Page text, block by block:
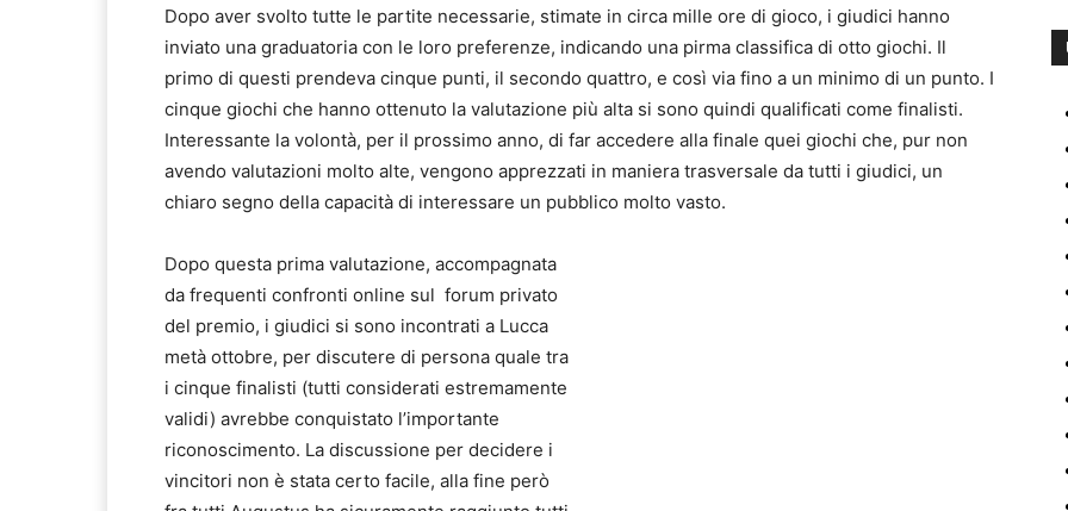
Dopo aver svolto tutte le partite necessarie, stimate in circa mille ore di gioco, i giudici hanno
inviato una graduatoria con le loro preferenze, indicando una pirma classifica di otto giochi. Il
primo di questi prendeva cinque punti, il secondo quattro, e così via fino a un minimo di un punto. I
cinque giochi che hanno ottenuto la valutazione più alta si sono quindi qualificati come finalisti.
Interessante la volontà, per il prossimo anno, di far accedere alla finale quei giochi che, pur non
avendo valutazioni molto alte, vengono apprezzati in maniera trasversale da tutti i giudici, un
chiaro segno della capacità di interessare un pubblico molto vasto.
Dopo questa prima valutazione, accompagnata
da frequenti confronti online sul forum privato
del premio, i giudici si sono incontrati a Lucca
metà ottobre, per discutere di persona quale tra
i cinque finalisti (tutti considerati estremamente
validi) avrebbe conquistato l’importante
riconoscimento. La discussione per decidere i
vincitori non è stata certo facile, alla fine però